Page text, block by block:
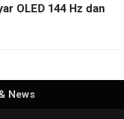
OLED 144 Hz dan
News